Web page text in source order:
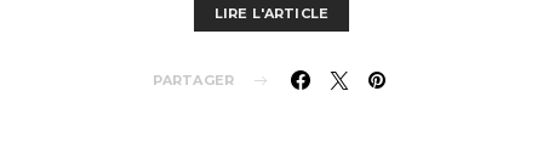
LIRE L'ARTICLE
PARTAGER